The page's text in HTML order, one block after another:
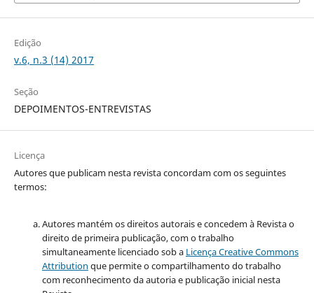
Edição
v.6, n.3 (14) 2017
Seção
DEPOIMENTOS-ENTREVISTAS
Licença
Autores que publicam nesta revista concordam com os seguintes
termos:
Autores mantém os direitos autorais e concedem à Revista o
direito de primeira publicação, com o trabalho
simultaneamente licenciado sob a Licença Creative Commons
Attribution que permite o compartilhamento do trabalho
com reconhecimento da autoria e publicação inicial nesta